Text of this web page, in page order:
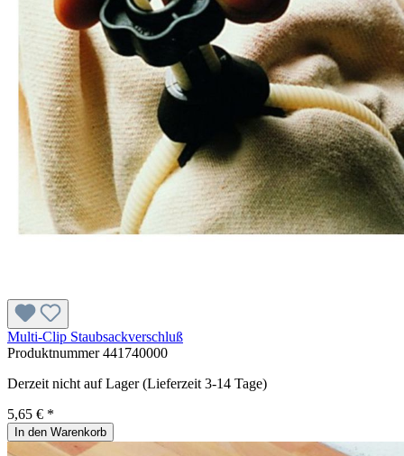
Multi-Clip Staubsackverschluß
Produktnummer441740000
Derzeit nicht auf Lager (Lieferzeit 3-14 Tage)
5,65 € *
In den Warenkorb